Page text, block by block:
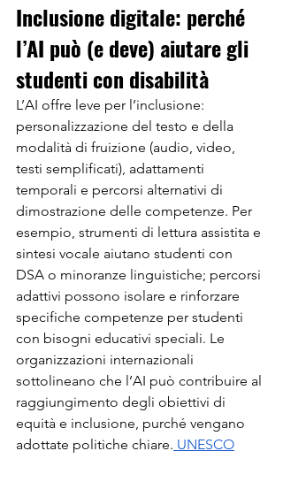
Inclusione digitale: perché
l’AI può (e deve) aiutare gli
studenti con disabilità
L’AI offre leve per l’inclusione:
personalizzazione del testo e della
modalità di fruizione (audio, video,
testi semplificati), adattamenti
temporali e percorsi alternativi di
dimostrazione delle competenze. Per
esempio, strumenti di lettura assistita e
sintesi vocale aiutano studenti con
DSA o minoranze linguistiche; percorsi
adattivi possono isolare e rinforzare
specifiche competenze per studenti
con bisogni educativi speciali. Le
organizzazioni internazionali
sottolineano che l’AI può contribuire al
raggiungimento degli obiettivi di
equità e inclusione, purché vengano
adottate politiche chiare. UNESCO